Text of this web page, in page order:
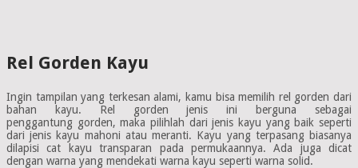
Rel Gorden Kayu
Ingin tampilan yang terkesan alami, kamu bisa memilih rel gorden dari
bahan kayu. Rel gorden jenis ini berguna sebagai
penggantung gorden, maka pilihlah dari jenis kayu yang baik seperti
dari jenis kayu mahoni atau meranti. Kayu yang terpasang biasanya
dilapisi cat kayu transparan pada permukaannya. Ada juga dicat
dengan warna yang mendekati warna kayu seperti warna solid.